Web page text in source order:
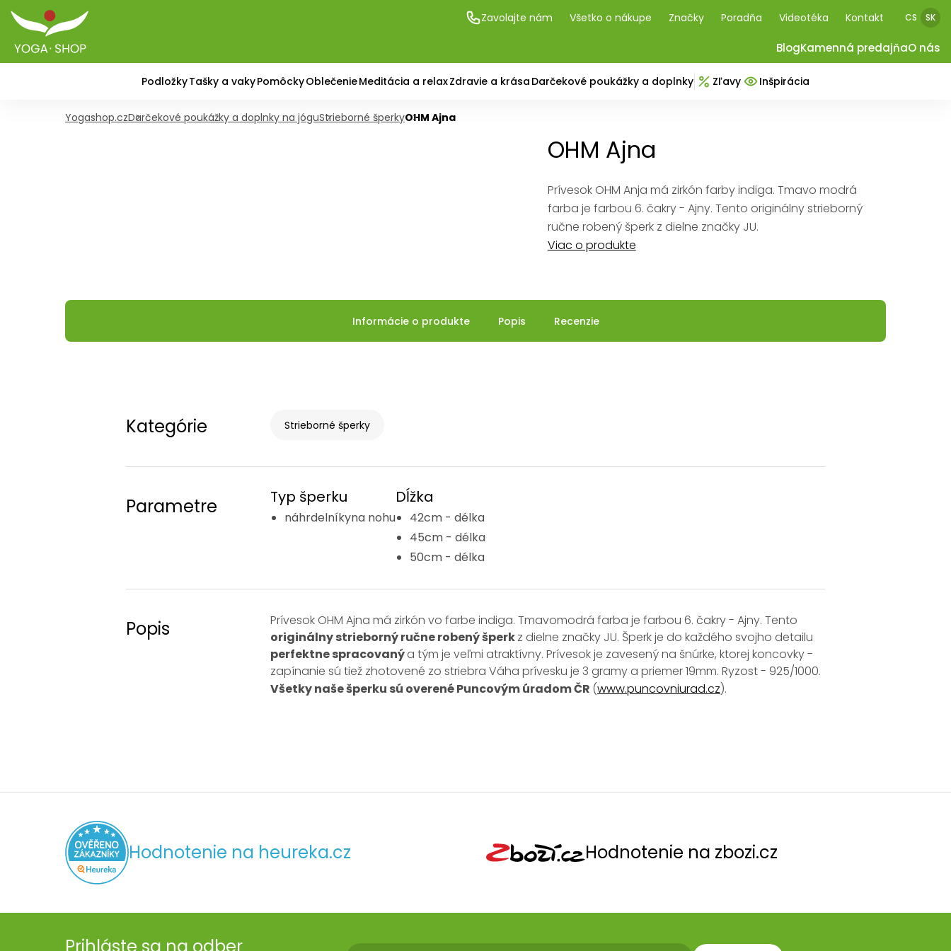
Zavolajte nám Všetko o nákupe Značky Poradňa Videotéka Kontakt CS SK
BlogKamenná predajňaO nás
PodložkyTašky a vakyPomôckyOblečenieMeditácia a relaxZdravie a krása Darčekové poukážky a doplnky Zľavy Inšpirácia
Yogashop.czDarčekové poukážky a doplnky na jóguStrieborné šperkyOHM Ajna
OHM Ajna
Prívesok OHM Anja má zirkón farby indiga. Tmavo modrá
farba je farbou 6. čakry - Ajny. Tento originálny strieborný
ručne robený šperk z dielne značky JU.
Viac o produkte
Informácie o produkte Popis Recenzie
Kategórie Strieborné šperky
Parametre Typ šperku
náhrdelníkyna nohu
Dĺžka
42cm - délka
45cm - délka
50cm - délka
Popis
Prívesok OHM Ajna má zirkón vo farbe indiga. Tmavomodrá farba je farbou 6. čakry - Ajny. Tento
originálny strieborný ručne robený šperkz dielne značky JU. Šperk je do každého svojho detailu
perfektne spracovanýa tým je veľmi atraktívny. Prívesok je zavesený na šnúrke, ktorej koncovky -
zapínanie sú tiež zhotovené zo striebra Váha prívesku je 3 gramy a priemer 19mm. Ryzost - 925/1000.
Všetky naše šperku sú overené Puncovým úradom ČR (www.puncovniurad.cz).
Hodnotenie na heureka.cz Hodnotenie na zbozi.cz